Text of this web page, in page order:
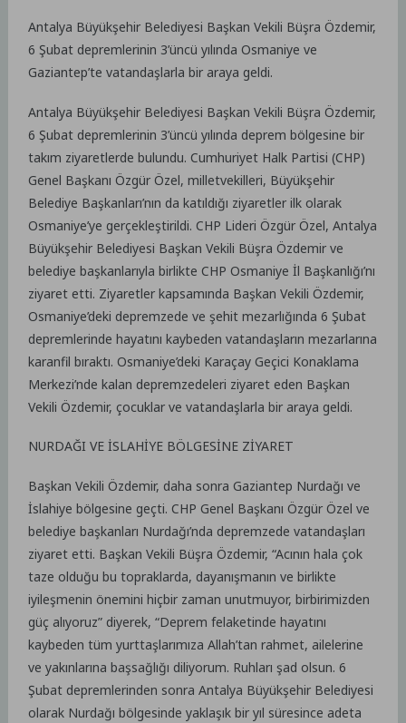
Antalya Büyükşehir Belediyesi Başkan Vekili Büşra Özdemir,
6 Şubat depremlerinin 3’üncü yılında Osmaniye ve
Gaziantep’te vatandaşlarla bir araya geldi.
Antalya Büyükşehir Belediyesi Başkan Vekili Büşra Özdemir,
6 Şubat depremlerinin 3’üncü yılında deprem bölgesine bir
takım ziyaretlerde bulundu. Cumhuriyet Halk Partisi (CHP)
Genel Başkanı Özgür Özel, milletvekilleri, Büyükşehir
Belediye Başkanları’nın da katıldığı ziyaretler ilk olarak
Osmaniye’ye gerçekleştirildi. CHP Lideri Özgür Özel, Antalya
Büyükşehir Belediyesi Başkan Vekili Büşra Özdemir ve
belediye başkanlarıyla birlikte CHP Osmaniye İl Başkanlığı’nı
ziyaret etti. Ziyaretler kapsamında Başkan Vekili Özdemir,
Osmaniye’deki depremzede ve şehit mezarlığında 6 Şubat
depremlerinde hayatını kaybeden vatandaşların mezarlarına
karanfil bıraktı. Osmaniye’deki Karaçay Geçici Konaklama
Merkezi’nde kalan depremzedeleri ziyaret eden Başkan
Vekili Özdemir, çocuklar ve vatandaşlarla bir araya geldi.
NURDAĞI VE İSLAHİYE BÖLGESİNE ZİYARET
Başkan Vekili Özdemir, daha sonra Gaziantep Nurdağı ve
İslahiye bölgesine geçti. CHP Genel Başkanı Özgür Özel ve
belediye başkanları Nurdağı’nda depremzede vatandaşları
ziyaret etti. Başkan Vekili Büşra Özdemir, “Acının hala çok
taze olduğu bu topraklarda, dayanışmanın ve birlikte
iyileşmenin önemini hiçbir zaman unutmuyor, birbirimizden
güç alıyoruz” diyerek, “Deprem felaketinde hayatını
kaybeden tüm yurttaşlarımıza Allah’tan rahmet, ailelerine
ve yakınlarına başsağlığı diliyorum. Ruhları şad olsun. 6
Şubat depremlerinden sonra Antalya Büyükşehir Belediyesi
olarak Nurdağı bölgesinde yaklaşık bir yıl süresince adeta